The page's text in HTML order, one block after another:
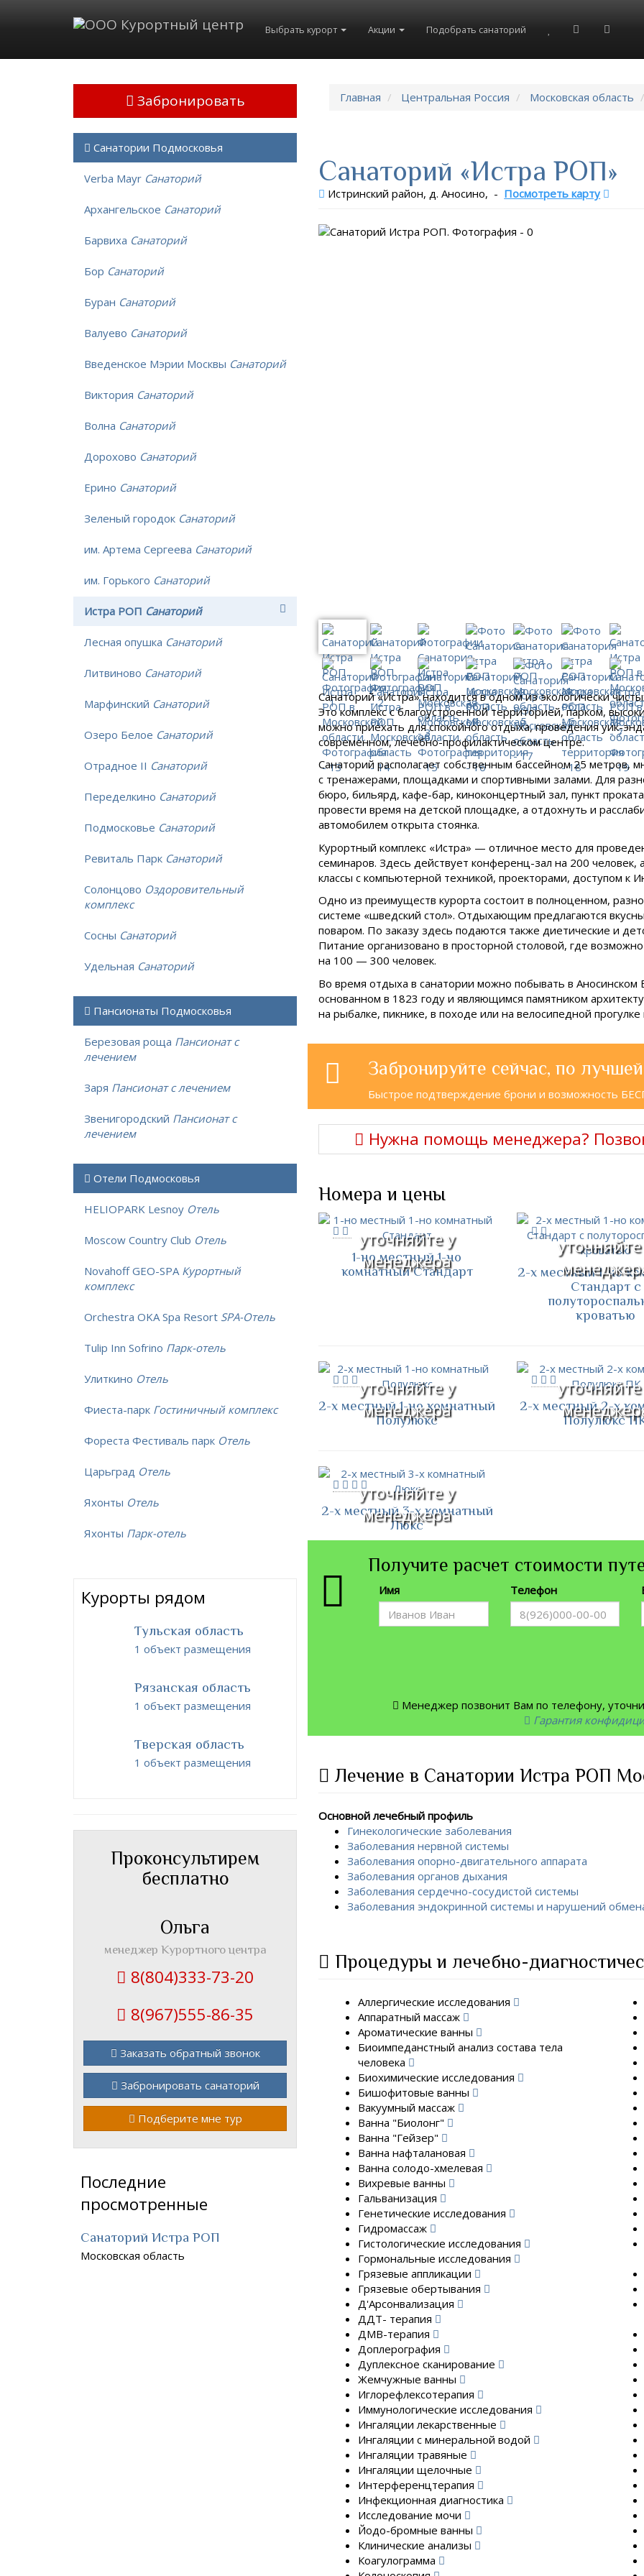
Выбрать курорт Акции Подобрать санаторий
Главная Центральная Россия Московская область
Санаторий «Истра РОП»
Истринский район, д. Аносино, - Посмотреть карту
Санаторий «Истра» находится в одном из экологически
Это комплекс с благоустроенной территорией, парком,
можно приехать для спокойного отдыха, проведения уик-
современном, лечебно-профилактическом центре.
Санаторий располагает собственным бассейном 25 метров,
с тренажерами, площадками и спортивными залами. Для
бюро, бильярд, кафе-бар, киноконцертный зал, пункт
провести время на детской площадке, а отдохнуть и
автомобилем открыта стоянка.
Курортный комплекс «Истра» — отличное место для
семинаров. Здесь действует конференц-зал на 200
классы с компьютерной техникой, проекторами, доступом к
Одно из преимуществ курорта состоит в полноценном,
системе «шведский стол». Отдыхающим предлагаются
поваром. По заказу здесь подаются также диетические и
Питание организовано в просторной столовой, где
на 100 — 300 человек.
Во время отдыха в санатории можно побывать в Аносинском
основанном в 1823 году и являющимся памятником
на рыбалке, пикнике, в походе или на велосипедной прогулке
Забронируйте сейчас, по
Быстрое подтверждение брони и возможность
Нужна помощь менеджера?
Номера и цены
уточняйте у
менеджера
1-но местный 1-но
комнатный Стандарт
2-х местный 1-но
Стандарт с
кроватью
уточняйте у
менеджера
2-х местный 1-но комнатный
Полулюкс
2-х местный 2-х
Полулюкс
уточняйте у
менеджера
2-х местный 3-х комнатный
Люкс
Получите расчет стоимости
Имя Телефон
Менеджер позвонит Вам по телефону,
Гарантия
Лечение в Санатории Истра РОП
Основной лечебный профиль
Гинекологические заболевания
Заболевания нервной системы
Заболевания опорно-двигательного аппарата
Заболевания органов дыхания
Заболевания сердечно-сосудистой системы
Заболевания эндокринной системы и нарушений
Процедуры и лечебно-
Аллергические исследования
Аппаратный массаж
Ароматические ванны
Биоимпеданстный анализ состава тела
человека
Биохимические исследования
Бишофитовые ванны
Вакуумный массаж
Ванна "Биолонг"
Ванна "Гейзер"
Ванна нафталановая
Ванна солодо-хмелевая
Вихревые ванны
Гальванизация
Генетические исследования
Гидромассаж
Гистологические исследования
Гормональные исследования
Грязевые аппликации
Грязевые обертывания
Д'Арсонвализация
ДДТ- терапия
ДМВ-терапия
Доплерография
Дуплексное сканирование
Жемчужные ванны
Иглорефлексотерапия
Иммунологические исследования
Ингаляции лекарственные
Ингаляции с минеральной водой
Ингаляции травяные
Ингаляции щелочные
Интерференцтерапия
Инфекционная диагностика
Исследование мочи
Йодо-бромные ванны
Клинические анализы
Коагулограмма
Забронировать
Санатории Подмосковья
Verba Mayr Санаторий
Архангельское Санаторий
Барвиха Санаторий
Бор Санаторий
Буран Санаторий
Валуево Санаторий
Введенское Мэрии Москвы Санаторий
Виктория Санаторий
Волна Санаторий
Дорохово Санаторий
Ерино Санаторий
Зеленый городок Санаторий
им. Артема Сергеева Санаторий
им. Горького Санаторий
Истра РОП Санаторий
Лесная опушка Санаторий
Литвиново Санаторий
Марфинский Санаторий
Озеро Белое Санаторий
Отрадное II Санаторий
Переделкино Санаторий
Подмосковье Санаторий
Ревиталь Парк Санаторий
Солонцово Оздоровительный
комплекс
Сосны Санаторий
Удельная Санаторий
Пансионаты Подмосковья
Березовая роща Пансионат с
лечением
Заря Пансионат с лечением
Звенигородский Пансионат с
лечением
Отели Подмосковья
HELIOPARK Lesnoy Отель
Moscow Country Club Отель
Novahoff GEO-SPA Курортный
комплекс
Orchestra OKA Spa Resort SPA-Отель
Tulip Inn Sofrino Парк-отель
Улиткино Отель
Фиеста-парк Гостиничный комплекс
Фореста Фестиваль парк Отель
Царьград Отель
Яхонты Отель
Яхонты Парк-отель
Курорты рядом
Тульская область
1 объект размещения
Рязанская область
1 объект размещения
Тверская область
1 объект размещения
Проконсультирем
бесплатно
Ольга
менеджер Курортного центра
8(804)333-73-20
8(967)555-86-35
Заказать обратный звонок
Забронировать санаторий
Подберите мне тур
Последние
просмотренные
Санаторий Истра РОП
Московская область